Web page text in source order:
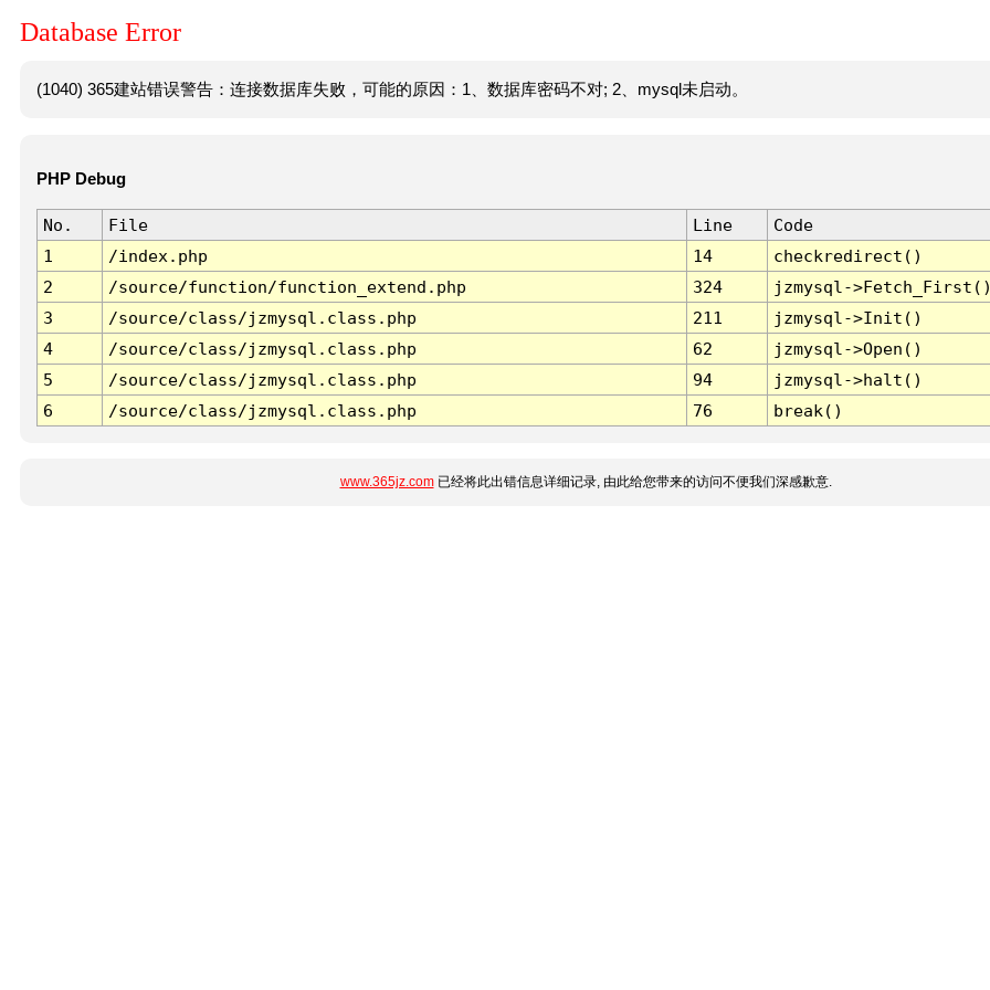
Database Error
(1040) 365建站错误警告：连接数据库失败，可能的原因：1、数据库密码不对; 2、mysql未启动。
PHP Debug
No. File Line
Code
1
/index.php 14
checkredirect()
2
/source/function/function_extend.php 324
jzmysql-
3
/source/class/jzmysql.class.php 211
jzmysql->Init()
4
/source/class/jzmysql.class.php 62
jzmysql->Open()
5
/source/class/jzmysql.class.php 94
jzmysql->halt()
6
/source/class/jzmysql.class.php 76 break()
www.365jz.com已经将此出错信息详细记录, 由此给您带来的访问不便我们深感歉意.